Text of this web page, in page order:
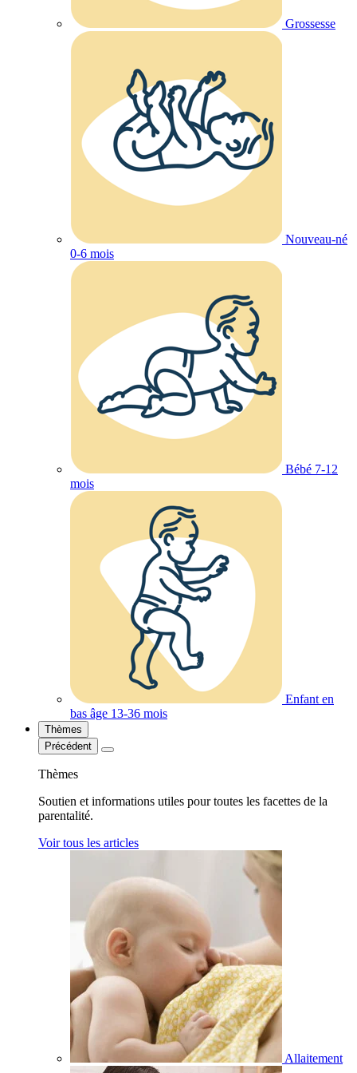
Grossesse
Nouveau-né
0-6 mois
Bébé 7-12
mois
Enfant en
bas âge 13-36 mois
Thèmes
Précédent
Thèmes
Soutien et informations utiles pour toutes les facettes de la
parentalité.
Voir tous les articles
Allaitement